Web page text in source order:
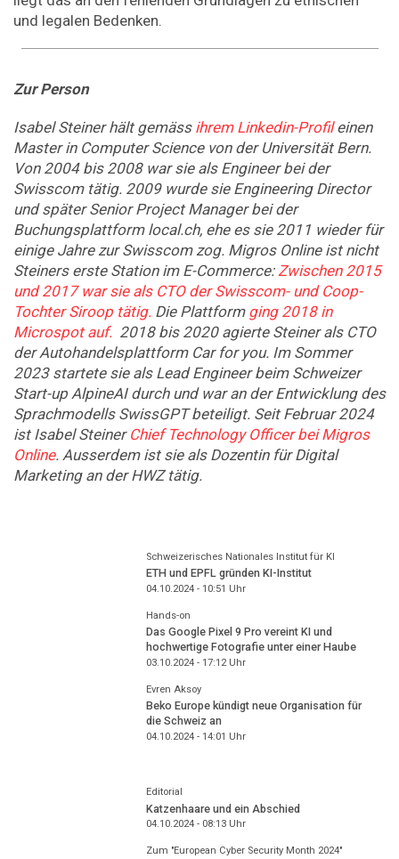
und legalen Bedenken.
Zur Person
Isabel Steiner hält gemäss ihrem Linkedin-Profileinen
Master in Computer Science von der Universität Bern.
Von 2004 bis 2008 war sie als Engineer bei der
Swisscom tätig. 2009 wurde sie Engineering Director
und später Senior Project Manager bei der
Buchungsplattform local.ch, ehe es sie 2011 wieder für
einige Jahre zur Swisscom zog. Migros Online ist nicht
Steiners erste Station im E-Commerce: Zwischen 2015
und 2017 war sie als CTO der Swisscom- und Coop-
Tochter Siroop tätig. Die Plattform ging 2018 in
Microspot auf. 2018 bis 2020 agierte Steiner als CTO
der Autohandelsplattform Car for you. Im Sommer
2023 startete sie als Lead Engineer beim Schweizer
Start-up AlpineAI durch und war an der Entwicklung des
Sprachmodells SwissGPT beteiligt. Seit Februar 2024
ist Isabel Steiner Chief Technology Officer bei Migros
Online. Ausserdem ist sie als Dozentin für Digital
Marketing an der HWZ tätig.
Schweizerisches Nationales Institut für KI
ETH und EPFL gründen KI-Institut
04.10.2024 - 10:51 Uhr
Hands-on
Das Google Pixel 9 Pro vereint KI und
hochwertige Fotografie unter einer Haube
03.10.2024 - 17:12Uhr
Evren Aksoy
Beko Europe kündigt neue Organisation für
die Schweiz an
04.10.2024 - 14:01 Uhr
Editorial
Katzenhaare und ein Abschied
04.10.2024 - 08:13Uhr
Zum "European Cyber Security Month 2024"